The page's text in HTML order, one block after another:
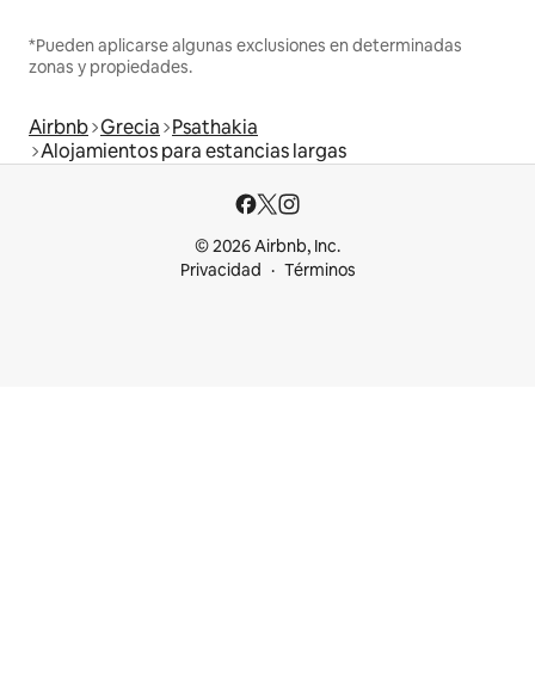
*Pueden aplicarse algunas exclusiones en determinadas
zonas y propiedades.
Airbnb Grecia Psathakia
Alojamientos para estancias largas
© 2026 Airbnb, Inc.
Privacidad
Términos